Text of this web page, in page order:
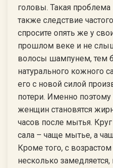
головы. Такая проблема
также следствие
спросите опять же у
прошлом веке и не
волосы шампунем, тем
натурального кожного
его с новой силой
потери. Именно
женщин становятся
часов после мытья.
сала – чаще мытье, а
Кроме того, с
несколько